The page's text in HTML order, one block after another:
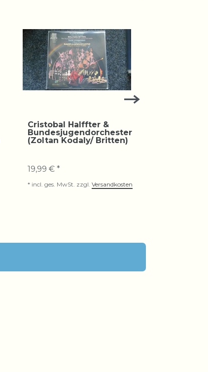
Cristobal Halffter &
Bundesjugendorchester
(Zoltan Kodaly/ Britten)
19,99 € *
* incl. ges. MwSt. zzgl. Versandkosten